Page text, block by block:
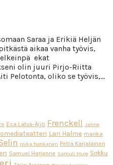
Saraa ja Erikiä Heljän
aikaa vanha työvis,
ekat
olin juuri Pirjo-Riitta
Pelotonta, oliko se työvis,…
Esa Latva-Äijö Frenckell Janne
Lari Halme marika
mika honkanen Petra Karjalainen
Samuel Harjanne Samuli Muje Sirkku